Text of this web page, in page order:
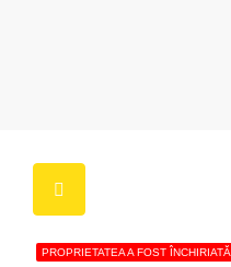
PROPRIETATEA A FOST ÎNCHIRIATĂ